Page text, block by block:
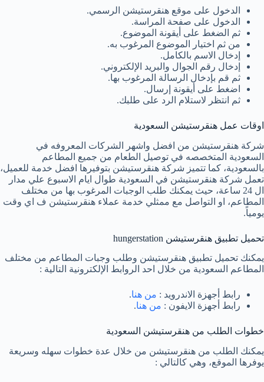
الدخول على موقع هنقرستيشن الرسمي.
الدخول على صفحة المراسة.
ثم الضغط على أيقونة الموضوع.
من ثم اختيار الموضوع المرغوب به.
إدخال الاسم بالكامل.
إدخال رقم الجوال والبريد الإلكتروني.
ثم قم بإدخال الرسالة المرغوب بها.
اضغط على أيقونة إرسال.
ثم انتظر لاستلام الرد على طلبك.
اوقات عمل هنقرستيشن السعودية
شركة هنقرستيشن من افضل واشهر الشركات المعروفه في
السعودية المتخصصه في توصيل الطعام من جميع المطاعم
بالسعودية، كما تتميز شركة هنقرستيشن بتوفيرها افضل خدمة للعميل،
تعمل شركة هنقرستيشن في السعودية طوال ايام الاسبوع علي مدار
ال 24 ساعة، حيث يمكنك طلب الوجبات المرغوب بها من مختلف
المطاعم، او التواصل مع ممثلي خدمة عملاء هنقرستيشن ف اي وقت
يومياً.
تحميل تطبيق هنقرستيشن hungerstation
يمكنك تحميل تطبيق هنقرستيشن وطلب وجبات المطاعم من مختلف
المطاعم السعودية من خلال احد الروابط الإلكترونية التالية :
رابط أجهزة الاندرويد : من هنا.
رابط أجهزة الايفون : من هنا.
خطوات الطلب من هنقرستيشن السعودية
يمكنك الطلب من هنقرستيشن من خلال عدة خطوات سهله وسريعة
يوفرها الموقع، وهي كالتالي :